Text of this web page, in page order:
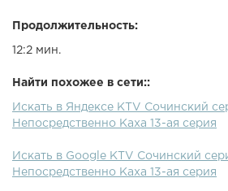
Продолжительность:
12:2 мин.
Найти похожее в сети::
Искать в Яндексе KTV Сочинский
Непосредственно Каха 13-ая серия
Искать в Google KTV Сочинский
Непосредственно Каха 13-ая серия